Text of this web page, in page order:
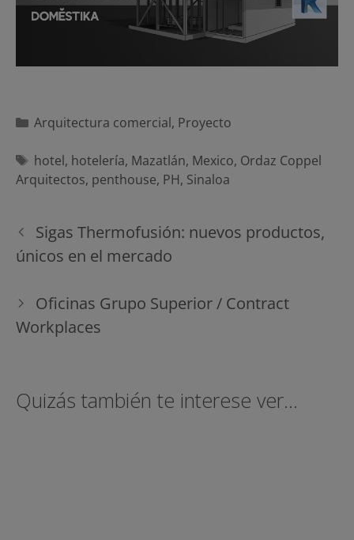
Categorías
Arquitectura comercial, Proyecto
Etiquetas
hotel, hotelería, Mazatlán, Mexico, Ordaz Coppel
Arquitectos, penthouse, PH, Sinaloa
Navegación
de
entradas
Sigas Thermofusión: nuevos productos,
únicos en el mercado
Oficinas Grupo Superior / Contract
Workplaces
Quizás también te interese ver...